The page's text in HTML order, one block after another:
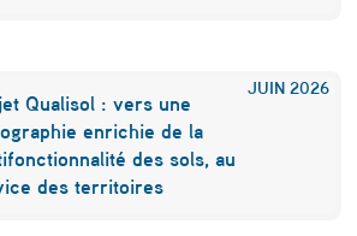
JUIN 2026
Qualisol : vers une
enrichie de la
des sols, au
des territoires